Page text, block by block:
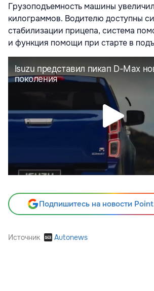
Грузоподъемность машины
килограммов. Водителю доступны
стабилизации прицепа, система
и функция помощи при старте в
Подпишитесь на новости
Источник Autonews